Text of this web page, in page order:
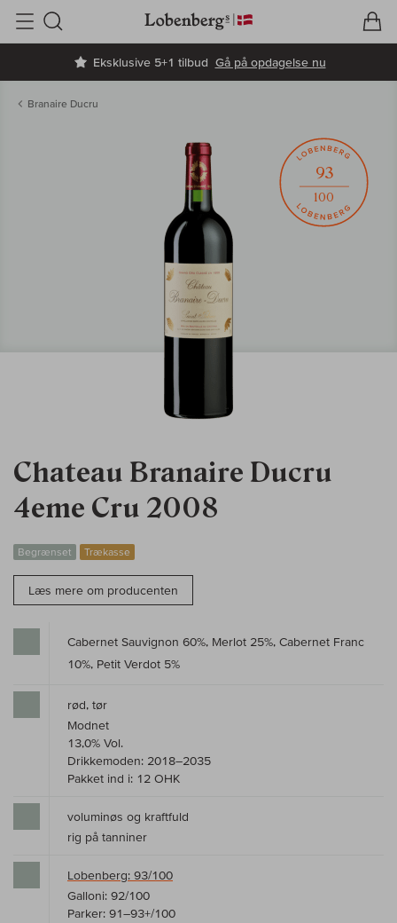
Eksklusive 5+1 tilbud Gå på opdagelse nu
Søg
Branaire Ducru
Chateau Branaire Ducru
4eme Cru 2008
Begrænset Trækasse
Læs mere om producenten
93
100
Cabernet Sauvignon 60%, Merlot 25%, Cabernet Franc
10%, Petit Verdot 5%
rød, tør
Modnet
13,0% Vol.
Drikkemoden: 2018–2035
Pakket ind i: 12 OHK
voluminøs og kraftfuld
rig på tanniner
Lobenberg: 93/100
Galloni: 92/100
Parker: 91–93+/100